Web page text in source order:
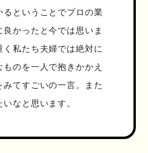
るということでプロの業
かったと今では思いま
私たち夫婦では絶対に
のを一人で抱きかかえ
てすごいの一言。また
なと思います。